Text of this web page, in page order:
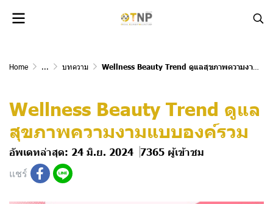
Home ... บทความ Wellness Beauty Trend ดูแลสุขภาพความงามแบบองค์รวม
Wellness Beauty Trend ดูแล
สุขภาพความงามแบบองค์รวม
อัพเดทล่าสุด: 24 มิ.ย. 2024 7365 ผู้เข้าชม
แชร์